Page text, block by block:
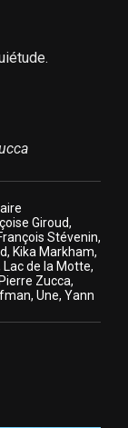
on
Été
1971
:
François
Truffaut
dans
Jura
Giroud,
Stévenin,
, Kika Markham,
Lac de la Motte,
Pierre Zucca,
, Une, Yann